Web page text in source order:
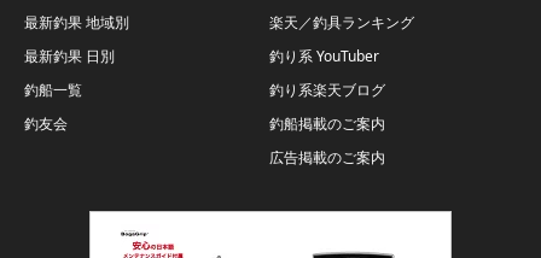
最新釣果 地域別
最新釣果 日別
釣船一覧
釣友会
楽天／釣具ランキング
釣り系 YouTuber
釣り系楽天ブログ
釣船掲載のご案内
広告掲載のご案内